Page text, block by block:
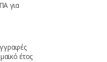
για
έτος